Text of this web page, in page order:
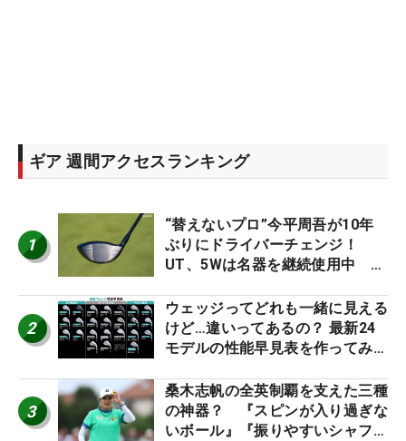
ギア 週間アクセスランキング
1
“替えないプロ”今平周吾が10年
ぶりにドライバーチェンジ！
UT、5Wは名器を継続使用中 #
2
ウェッジってどれも一緒に見える
けど…違いってあるの？ 最新24
モデルの性能早見表を作ってみ
3
桑木志帆の全英制覇を支えた三種
の神器？ 『スピンが入り過ぎな
いボール』『振りやすいシャフ